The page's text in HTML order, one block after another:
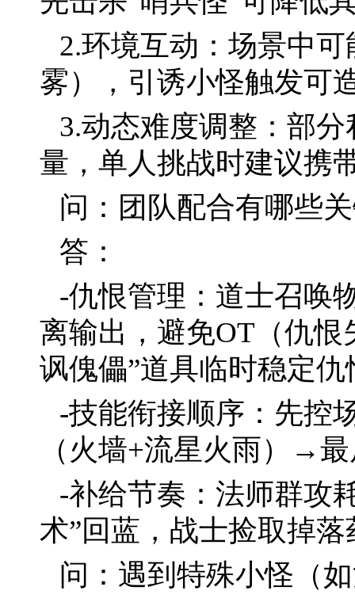
2.环境互动：场景中
雾），引诱小怪触发可
3.动态难度调整：部
量，单人挑战时建议携
问：团队配合有哪些
答：
-仇恨管理：道士召唤
离输出，避免OT（仇
讽傀儡”道具临时稳定仇
-技能衔接顺序：先控
（火墙+流星火雨）→
-补给节奏：法师群攻
术”回蓝，战士捡取掉
问：遇到特殊小怪（